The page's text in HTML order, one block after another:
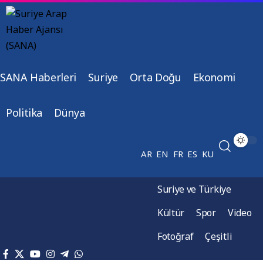
SANA Haberleri Suriye Orta Doğu Ekonomi
Politika Dünya
AR EN FR ES KU
Suriye ve Türkiye
Kültür
Spor
Video
Fotoğraf
Çeşitli